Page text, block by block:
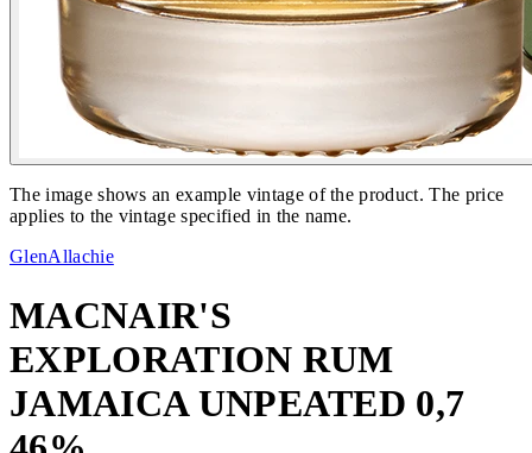
The image shows an example vintage of the product. The price
applies to the vintage specified in the name.
GlenAllachie
MACNAIR'S
EXPLORATION RUM
JAMAICA UNPEATED 0,7